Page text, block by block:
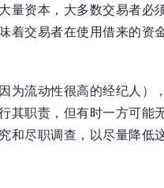
量资本，大多数交易者必
着交易者在使用借来的资
为流动性很高的经纪人）
职责，但有时一方可能无
尽职调查，以尽量降低这